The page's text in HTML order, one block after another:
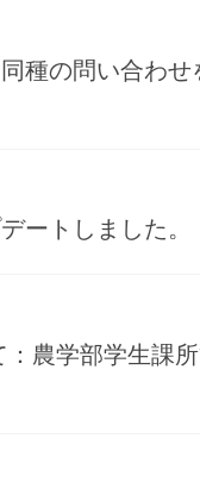
種の問い合わ
ートしました。
農学部学生課